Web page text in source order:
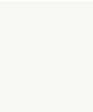
и
массовых